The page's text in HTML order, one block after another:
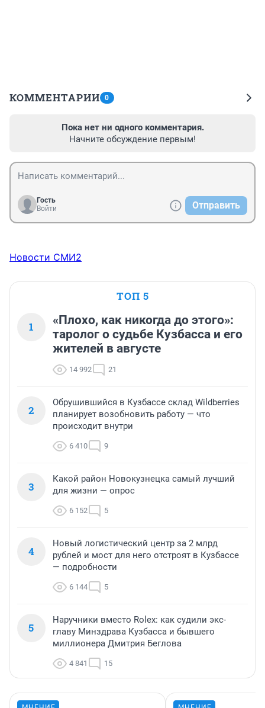
КОММЕНТАРИИ 0
Пока нет ни одного комментария.
Начните обсуждение первым!
Гость
Войти
Отправить
Новости СМИ2
ТОП 5
1
«Плохо, как никогда до этого»:
таролог о судьбе Кузбасса и его
жителей в августе
14 992 21
2
Обрушившийся в Кузбассе склад Wildberries
планирует возобновить работу — что
происходит внутри
6 410 9
3
Какой район Новокузнецка самый лучший
для жизни — опрос
6 152 5
4
Новый логистический центр за 2 млрд
рублей и мост для него отстроят в Кузбассе
— подробности
6 144 5
5
Наручники вместо Rolex: как судили экс-
главу Минздрава Кузбасса и бывшего
миллионера Дмитрия Беглова
4 841 15